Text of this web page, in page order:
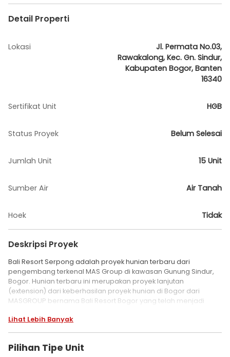
Detail Properti
Lokasi
Jl. Permata No.03,
Rawakalong, Kec. Gn. Sindur,
Kabupaten Bogor, Banten
16340
Sertifikat Unit HGB
Status Proyek Belum Selesai
Jumlah Unit 15 Unit
Sumber Air Air Tanah
Hoek Tidak
Deskripsi Proyek
Bali Resort Serpong adalah proyek hunian terbaru dari
pengembang terkenal MAS Group di kawasan Gunung Sindur,
Bogor. Hunian terbaru ini merupakan proyek lanjutan
(extension) dari keberhasilan proyek hunian di Bogor dari
MASGROUP bernama Bali Resort Bogor yang telah menjadi
merupakan hunian eksklusif dengan konsep unik. Dimana
Lihat Lebih Banyak
Pilihan Tipe Unit